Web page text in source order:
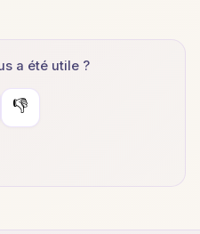
a été utile ?
👎